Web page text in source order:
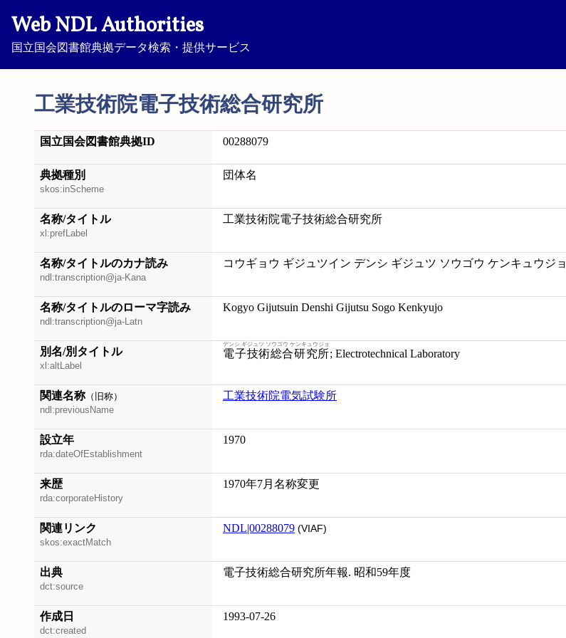
Web NDL Authorities
国立国会図書館典拠データ検索・提供サービス
工業技術院電子技術総合研究所
国立国会図書館典拠ID 00288079
典拠種別
skos:inScheme
団体名
名称/タイトル
xl:prefLabel
工業技術院電子技術総合研究所
名称/タイトルのカナ読み
ndl:transcription@ja-Kana
コウギョウ ギジュツイン デンシ ギジュツ ソウゴウ ケンキュウジョ
名称/タイトルのローマ字読み
ndl:transcription@ja-Latn
Kogyo Gijutsuin Denshi Gijutsu Sogo Kenkyujo
別名/別タイトル
xl:altLabel
電子技術総合研究所
デンシ ギジュツ ソウゴウ ケンキュウジョ
; Electrotechnical Laboratory
関連名称（旧称）
ndl:previousName
工業技術院電気試験所
設立年
rda:dateOfEstablishment
1970
来歴
rda:corporateHistory
1970年7月名称変更
関連リンク
skos:exactMatch
NDL|00288079 (VIAF)
出典
dct:source
電子技術総合研究所年報. 昭和59年度
作成日
dct:created
1993-07-26